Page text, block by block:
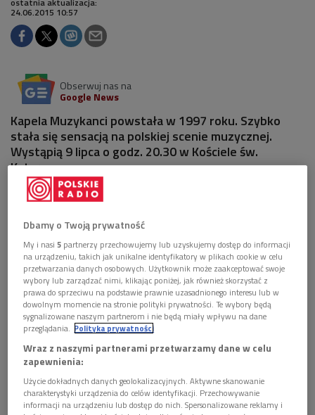
24.06.2015 10:57
Obserwuj nas na
Google News
Kapela Muzykanci powstała w 1997 roku. Szybko
stała się sensacją na polskiej scenie muzycznej.
Wystąpią 9 lipca o godz. 20.30 w Kościele św.
Katarzyny.
Foto: Glow Images/East News
Legenda polskiej sceny folkowej wciąż w znakomitej formie!
Dbamy o Twoją prywatność
My i nasi5 partnerzy przechowujemy lub uzyskujemy dostęp do informacji
na urządzeniu, takich jak unikalne identyfikatory w plikach cookie w celu
przetwarzania danych osobowych. Użytkownik może zaakceptować swoje
wybory lub zarządzać nimi, klikając poniżej, jak również skorzystać z
prawa do sprzeciwu na podstawie prawnie uzasadnionego interesu lub w
dowolnym momencie na stronie polityki prywatności. Te wybory będą
sygnalizowane naszym partnerom i nie będą miały wpływu na dane
przeglądania. Polityka prywatności
Wraz z naszymi partnerami przetwarzamy dane w celu
zapewnienia:
Użycie dokładnych danych geolokalizacyjnych. Aktywne skanowanie
charakterystyki urządzenia do celów identyfikacji. Przechowywanie
informacji na urządzeniu lub dostęp do nich. Spersonalizowane reklamy i